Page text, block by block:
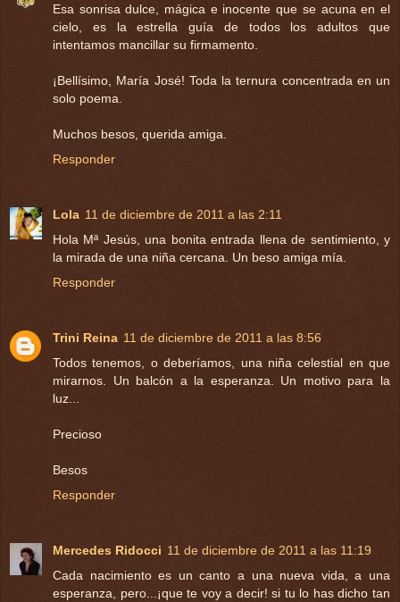
Esa sonrisa dulce, mágica e inocente que se acuna en el
cielo, es la estrella guía de todos los adultos que
intentamos mancillar su firmamento.
¡Bellísimo, María José! Toda la ternura concentrada en un
solo poema.
Muchos besos, querida amiga.
Responder
Lola 11 de diciembre de 2011 a las 2:11
Hola Mª Jesús, una bonita entrada llena de sentimiento, y
la mirada de una niña cercana. Un beso amiga mía.
Responder
Trini Reina 11 de diciembre de 2011 a las 8:56
Todos tenemos, o deberíamos, una niña celestial en que
mirarnos. Un balcón a la esperanza. Un motivo para la
luz...
Precioso
Besos
Responder
Mercedes Ridocci 11 de diciembre de 2011 a las 11:19
Cada nacimiento es un canto a una nueva vida, a una
esperanza, pero...¡que te voy a decir! si tu lo has dicho tan